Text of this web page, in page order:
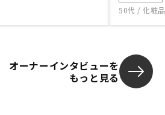
50代 / 化粧
オーナーインタビューを
もっと見る